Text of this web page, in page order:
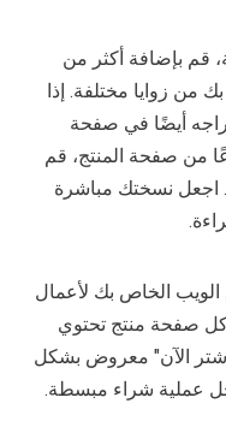
قم بإضافة أكثر من
من زوايا مختلفة. إذا
أيضًا في صفحة
من صفحة المنتج، قم
اجعل نسختك مباشرة
الخاص بك لأعمال
كل صفحة منتج تحتوي
الآن" معروض بشكل
عملية شراء مبسطة.